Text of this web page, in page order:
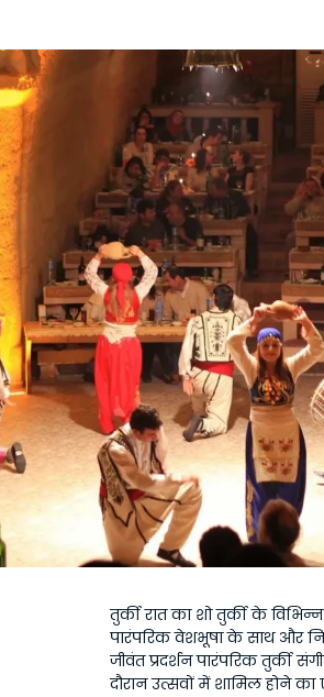
तुर्की रात का शो तुर्की के
पारंपरिक वेशभूषा के साथ और
जीवंत प्रदर्शन पारंपरिक
दौरान उत्सवों में शामिल होने का